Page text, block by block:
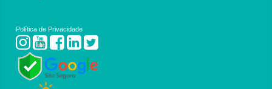
Política de Privacidade